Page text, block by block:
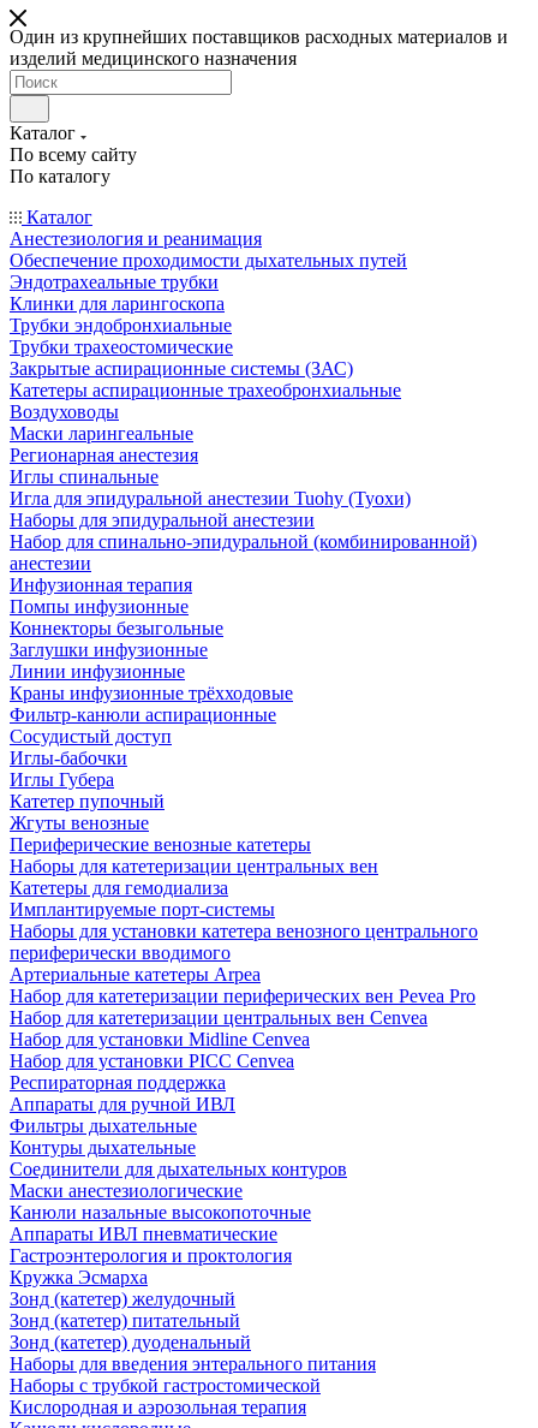
Один из крупнейших поставщиков расходных материалов и
изделий медицинского назначения
Каталог
По всему сайту
По каталогу
Каталог
Анестезиология и реанимация
Обеспечение проходимости дыхательных путей
Эндотрахеальные трубки
Клинки для ларингоскопа
Трубки эндобронхиальные
Трубки трахеостомические
Закрытые аспирационные системы (ЗАС)
Катетеры аспирационные трахеобронхиальные
Воздуховоды
Маски ларингеальные
Регионарная анестезия
Иглы спинальные
Игла для эпидуральной анестезии Tuohy (Туохи)
Наборы для эпидуральной анестезии
Набор для спинально-эпидуральной (комбинированной)
анестезии
Инфузионная терапия
Помпы инфузионные
Коннекторы безыгольные
Заглушки инфузионные
Линии инфузионные
Краны инфузионные трёхходовые
Фильтр-канюли аспирационные
Сосудистый доступ
Иглы-бабочки
Иглы Губера
Катетер пупочный
Жгуты венозные
Периферические венозные катетеры
Наборы для катетеризации центральных вен
Катетеры для гемодиализа
Имплантируемые порт‑системы
Наборы для установки катетера венозного центрального
периферически вводимого
Артериальные катетеры Arpea
Набор для катетеризации периферических вен Pevea Pro
Набор для катетеризации центральных вен Cenvea
Набор для установки Midline Cenvea
Набор для установки PICC Cenvea
Респираторная поддержка
Аппараты для ручной ИВЛ
Фильтры дыхательные
Контуры дыхательные
Соединители для дыхательных контуров
Маски анестезиологические
Канюли назальные высокопоточные
Аппараты ИВЛ пневматические
Гастроэнтерология и проктология
Кружка Эсмарха
Зонд (катетер) желудочный
Зонд (катетер) питательный
Зонд (катетер) дуоденальный
Наборы для введения энтерального питания
Наборы с трубкой гастростомической
Кислородная и аэрозольная терапия